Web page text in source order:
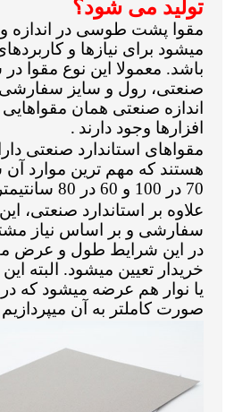
تولید می شود؟
مقوا پشت طوسی در اندازه و
میشود برای نیازها و
باشد. معمولا این نوع مقوا در
صنعتی، رول و سایز سفارشی
اندازه صنعتی همان
افزارها وجود دارند .
مقواهای استاندارد صنعتی
70 در 100 و 60 در 80 سانتیمتر خواهند بود
علاوه بر استاندارد صنعتی،
سفارشی و بر اساس نیاز
در این شرایط طول و عرض
خریدار تعیین میشود. البته
یا نوار هم عرضه میشود که
صورت کاملتر به آن میپردازیم